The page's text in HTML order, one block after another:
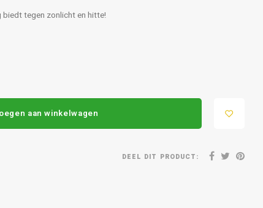
tegen zonlicht en hitte!
aan winkelwagen
DEEL DIT PRODUCT: